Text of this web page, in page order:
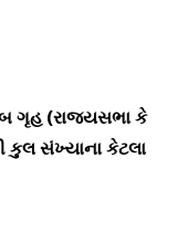
ગૃહ (રાજ્યસભા કે
કુલ સંખ્યાના કેટલા